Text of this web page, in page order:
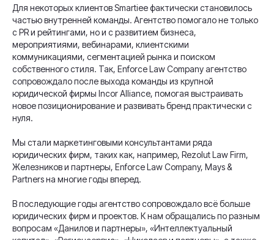
Для некоторых клиентов Smartiee фактически становилось
частью внутренней команды. Агентство помогало не только
с PR и рейтингами, но и с развитием бизнеса,
мероприятиями, вебинарами, клиентскими
коммуникациями, сегментацией рынка и поиском
собственного стиля. Так, Enforce Law Company агентство
сопровождало после выхода команды из крупной
юридической фирмы Incor Alliance, помогая выстраивать
новое позиционирование и развивать бренд практически с
нуля.
Мы стали маркетинговыми консультантами ряда
юридических фирм, таких как, например, Rezolut Law Firm,
Железников и партнеры, Enforce Law Company, Mays &
Partners на многие годы вперед.
В последующие годы агентство сопровождало всё больше
юридических фирм и проектов. К нам обращались по разным
вопросам «Данилов и партнеры», «Интеллектуальный